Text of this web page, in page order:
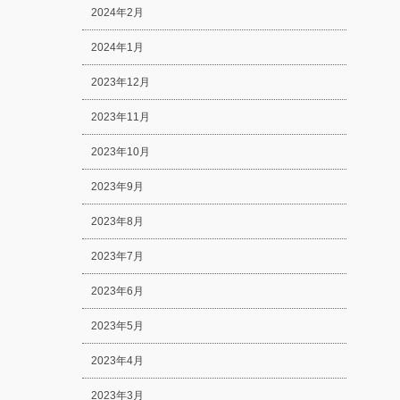
2024年2月
2024年1月
2023年12月
2023年11月
2023年10月
2023年9月
2023年8月
2023年7月
2023年6月
2023年5月
2023年4月
2023年3月